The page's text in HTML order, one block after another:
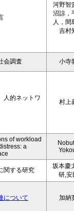
河野智
沼諒，
人，間
吉村
会調査 小寺
人的ネットワ
村上
of workload
a
関する研究
坂本慶
研,安
について 加納